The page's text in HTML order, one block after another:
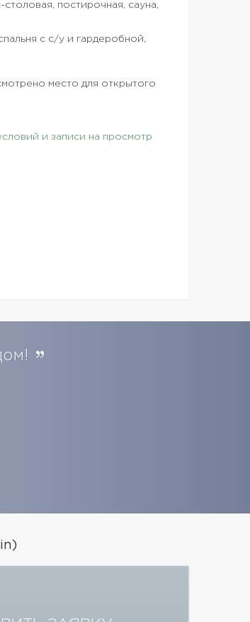
постирочная, сауна,
с с/у и гардеробной,
место для открытого
и записи на просмотр